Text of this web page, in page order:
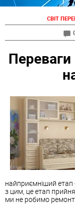
СВІТ
найприємніший етап
з цим, це етап
ми не робимо ремонт